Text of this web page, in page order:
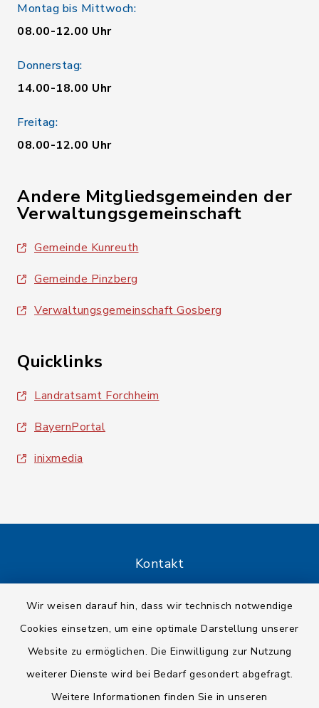
Wir weisen darauf hin, dass wir technisch notwendige
Cookies einsetzen, um eine optimale Darstellung unserer
Website zu ermöglichen. Die Einwilligung zur Nutzung
weiterer Dienste wird bei Bedarf gesondert abgefragt.
Weitere Informationen finden Sie in unseren
Montag bis Mittwoch:
08.00-12.00 Uhr
Donnerstag:
14.00-18.00 Uhr
Freitag:
08.00-12.00 Uhr
Andere Mitgliedsgemeinden der
Verwaltungsgemeinschaft
Gemeinde Kunreuth
Gemeinde Pinzberg
Verwaltungsgemeinschaft Gosberg
Quicklinks
Landratsamt Forchheim
BayernPortal
inixmedia
Kontakt
Barrierefreiheit
Datenschutz
Impressum